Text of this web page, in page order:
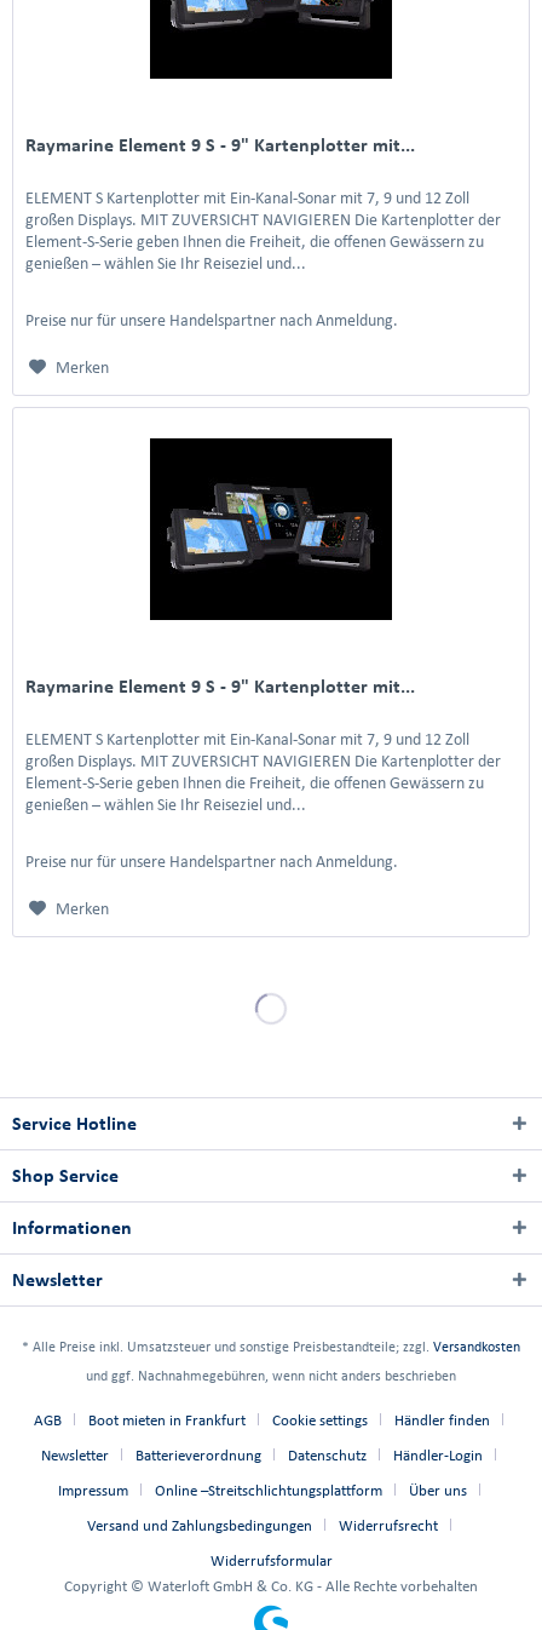
Raymarine Element 9 S - 9" Kartenplotter mit...
ELEMENT S Kartenplotter mit Ein-Kanal-Sonar mit 7, 9 und 12 Zoll
großen Displays. MIT ZUVERSICHT NAVIGIEREN Die Kartenplotter der
Element-S-Serie geben Ihnen die Freiheit, die offenen Gewässern zu
genießen – wählen Sie Ihr Reiseziel und...
Preise nur für unsere Handelspartner nach Anmeldung.
Merken
Raymarine Element 9 S - 9" Kartenplotter mit...
ELEMENT S Kartenplotter mit Ein-Kanal-Sonar mit 7, 9 und 12 Zoll
großen Displays. MIT ZUVERSICHT NAVIGIEREN Die Kartenplotter der
Element-S-Serie geben Ihnen die Freiheit, die offenen Gewässern zu
genießen – wählen Sie Ihr Reiseziel und...
Preise nur für unsere Handelspartner nach Anmeldung.
Merken
Service Hotline
Shop Service
Informationen
Newsletter
* Alle Preise inkl. Umsatzsteuer und sonstige Preisbestandteile; zzgl. Versandkosten
und ggf. Nachnahmegebühren, wenn nicht anders beschrieben
AGB Boot mieten in Frankfurt Cookie settings Händler finden
Newsletter Batterieverordnung Datenschutz Händler-Login
Impressum Online –Streitschlichtungsplattform Über uns
Versand und Zahlungsbedingungen Widerrufsrecht
Widerrufsformular
Copyright © Waterloft GmbH & Co. KG - Alle Rechte vorbehalten